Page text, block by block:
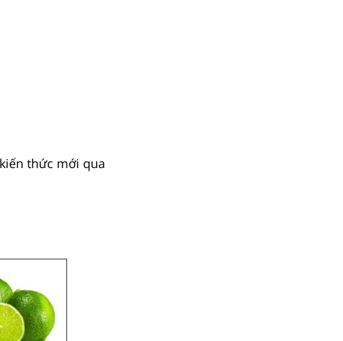
thức mới qua